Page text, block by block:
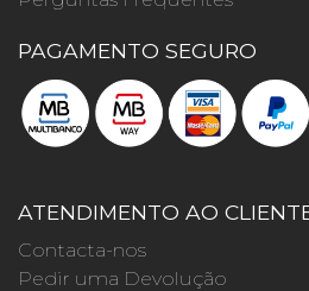
PAGAMENTO SEGURO
ATENDIMENTO AO
Contacta-nos
Pedir uma Devolução